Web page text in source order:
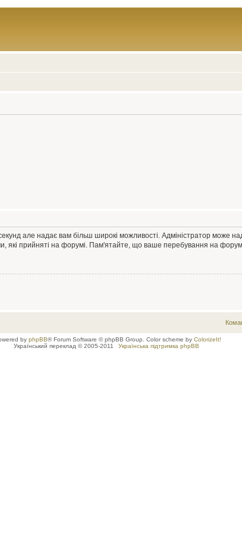
але надає вам більш широкі можливості. Адміністратор може
які прийняті на форумі. Пам'ятайте, що ваше перебування на
by phpBB® Forum Software © phpBB Group. Color scheme by ColorizeIt!
Український переклад © 2005-2011
Українська підтримка phpBB